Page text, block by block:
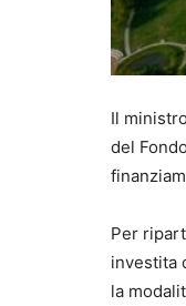
Il
del
Per
investita
la